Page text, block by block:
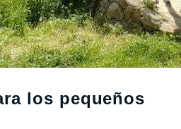
los pequeños